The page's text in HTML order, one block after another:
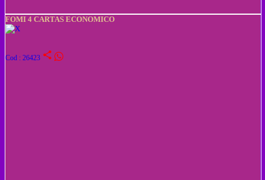
FOMI 4 CARTAS ECONOMICO
Cod : 26423 share